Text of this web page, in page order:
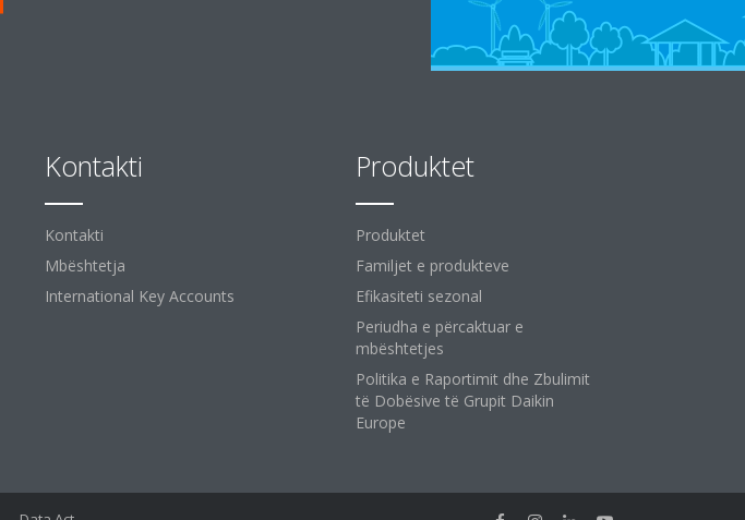
Kontakti
Kontakti
Mbështetja
International Key Accounts
Produktet
Produktet
Familjet e produkteve
Efikasiteti sezonal
Periudha e përcaktuar e
mbështetjes
Politika e Raportimit dhe Zbulimit
të Dobësive të Grupit Daikin
Europe